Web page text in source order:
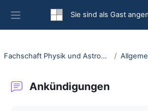
Website-Übersicht
Sie sind als Gast
Fachschaft Physik und Astronomie
Ankündigungen